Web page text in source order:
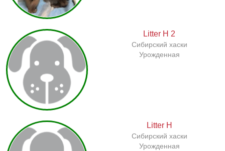
Litter H 2
Сибирский хаски
Урожденная
Litter H
Сибирский хаски
Урожденная